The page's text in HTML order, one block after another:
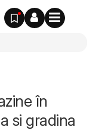
în
si gradina